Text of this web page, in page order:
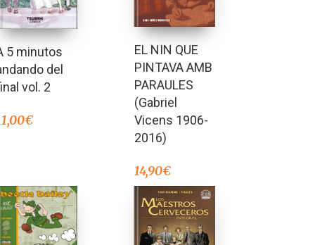
5 minutos
del
vol. 2
€
EL NIN QUE
PINTAVA AMB
PARAULES
(Gabriel
Vicens 1906-
2016)
14,90€